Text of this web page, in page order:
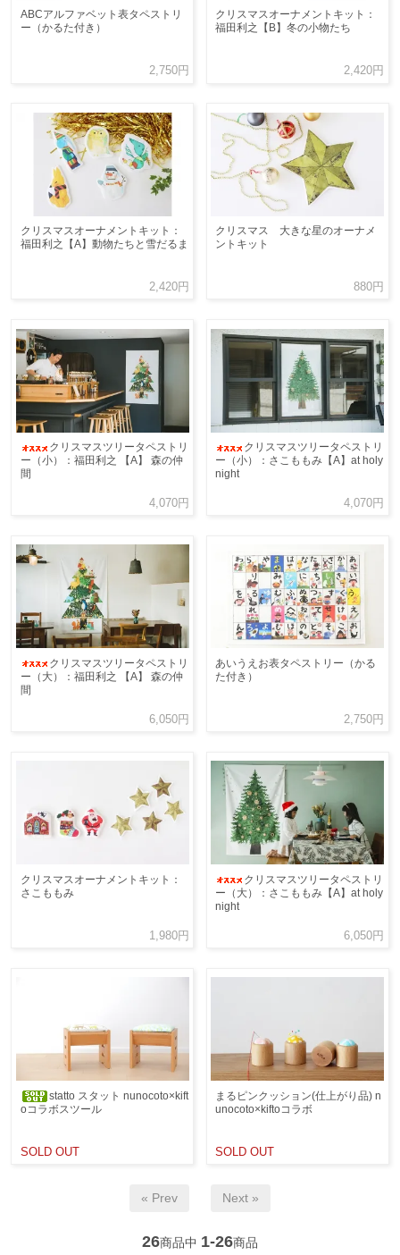
ABCアルファベット表タペストリ
ー（かるた付き）
2,750円
クリスマスオーナメントキット：
福田利之【B】冬の小物たち
2,420円
クリスマスオーナメントキット：
福田利之【A】動物たちと雪だるま
2,420円
クリスマス 大きな星のオーナメ
ントキット
880円
クリスマスツリータペストリ
ー（小）：福田利之 【A】 森の仲
間
4,070円
クリスマスツリータペストリ
ー（小）：さこももみ【A】at holy
night
4,070円
クリスマスツリータペストリ
ー（大）：福田利之 【A】 森の仲
間
6,050円
あいうえお表タペストリー（かる
た付き）
2,750円
クリスマスオーナメントキット：
さこももみ
1,980円
クリスマスツリータペストリ
ー（大）：さこももみ【A】at holy
night
6,050円
statto スタット nunocoto×kift
oコラボスツール
SOLD OUT
まるピンクッション(仕上がり品) n
unocoto×kiftoコラボ
SOLD OUT
« Prev Next »
26商品中 1-26商品